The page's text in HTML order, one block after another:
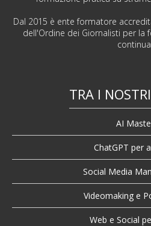
Dal 2015 è ente formatore
dell'Ordine dei Giornalisti per la
TRA I
AI
ChatGPT per
Social Media
Videomaking e
Web e Social